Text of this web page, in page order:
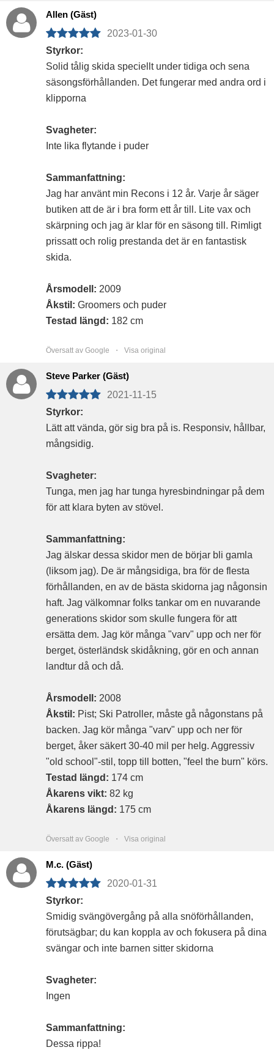
Allen (Gäst)
2023-01-30
Styrkor:
Solid tålig skida speciellt under tidiga och sena
säsongsförhållanden. Det fungerar med andra ord i
klipporna
Svagheter:
Inte lika flytande i puder
Sammanfattning:
Jag har använt min Recons i 12 år. Varje år säger
butiken att de är i bra form ett år till. Lite vax och
skärpning och jag är klar för en säsong till. Rimligt
prissatt och rolig prestanda det är en fantastisk
skida.
Årsmodell: 2009
Åkstil: Groomers och puder
Testad längd: 182 cm
Översatt av Google ・ Visa original
Steve Parker (Gäst)
2021-11-15
Styrkor:
Lätt att vända, gör sig bra på is. Responsiv, hållbar,
mångsidig.
Svagheter:
Tunga, men jag har tunga hyresbindningar på dem
för att klara byten av stövel.
Sammanfattning:
Jag älskar dessa skidor men de börjar bli gamla
(liksom jag). De är mångsidiga, bra för de flesta
förhållanden, en av de bästa skidorna jag någonsin
haft. Jag välkomnar folks tankar om en nuvarande
generations skidor som skulle fungera för att
ersätta dem. Jag kör många "varv" upp och ner för
berget, österländsk skidåkning, gör en och annan
landtur då och då.
Årsmodell: 2008
Åkstil: Pist; Ski Patroller, måste gå någonstans på
backen. Jag kör många "varv" upp och ner för
berget, åker säkert 30-40 mil per helg. Aggressiv
"old school"-stil, topp till botten, "feel the burn" körs.
Testad längd: 174 cm
Åkarens vikt: 82 kg
Åkarens längd: 175 cm
Översatt av Google ・ Visa original
M.c. (Gäst)
2020-01-31
Styrkor:
Smidig svängövergång på alla snöförhållanden,
förutsägbar; du kan koppla av och fokusera på dina
svängar och inte barnen sitter skidorna
Svagheter:
Ingen
Sammanfattning:
Dessa rippa!